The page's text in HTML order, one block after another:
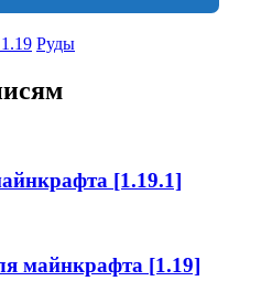
Руды
[1.19.1]
майнкрафта [1.19]